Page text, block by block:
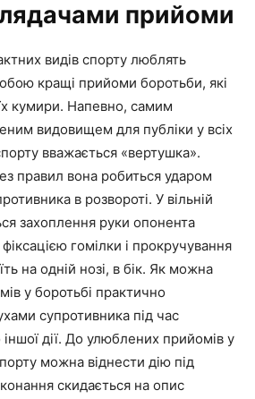
прийоми
видів спорту люблять
кращі прийоми боротьби, які
кумири. Напевно, самим
видовищем для публіки у всіх
вважається «вертушка».
правил вона робиться ударом
в розвороті. У вільній
захоплення руки опонента
гомілки і прокручування
на одній нозі, в бік. Як можна
у боротьбі практично
супротивника під час
дії. До улюблених прийомів у
можна віднести дію під
скидається на опис